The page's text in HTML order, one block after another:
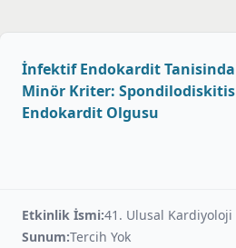
İnfektif Endokardit Tanisinda
Minör Kriter:
Endokardit Olgusu
Etkinlik İsmi:41. Ulusal Kardiyoloji
Sunum:Tercih Yok